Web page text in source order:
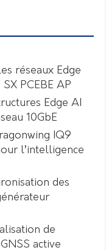
réseaux Edge
PCEBE AP
Edge AI
10GbE
IQ9
l’intelligence
des
de
active